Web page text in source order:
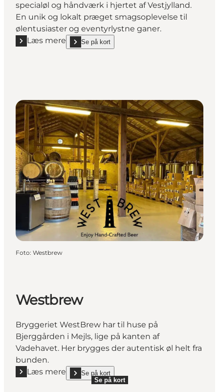
Se på kort
specialøl og håndværk i hjertet af Vestjylland.
En unik og lokalt præget smagsoplevelse til
ølentusiaster og eventyrlystne ganer.
Læs mere
Læs mere "Lille Holmgård Bryghus"
Se på kort
show Lille Holmgård Bryghus on_map
Foto: Westbrew
Westbrew
Bryggeriet WestBrew har til huse på
Bjerggården i Mejls, lige på kanten af
Vadehavet. Her brygges der autentisk øl helt fra
bunden.
Læs mere
Læs mere "Westbrew"
Se på kort
show Westbrew on_map
Se på kort
Se på kort
Se på kort
Se på kort